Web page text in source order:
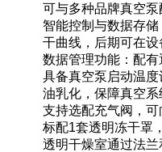
可与多种品牌真空
智能控制与数据存
干曲线，后期可在
数据管理功能：配
具备真空泵启动温
油乳化，保障真空
支持选配充气阀，
标配1套透明冻干罩
透明干燥室通过法